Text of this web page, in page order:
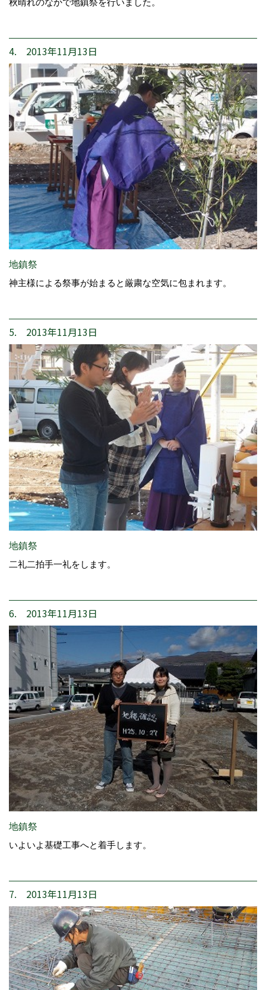
4. 2013年11月13日
地鎮祭
神主様による祭事が始まると厳粛な空気に包まれます。
5. 2013年11月13日
地鎮祭
二礼二拍手一礼をします。
6. 2013年11月13日
地鎮祭
いよいよ基礎工事へと着手します。
7. 2013年11月13日